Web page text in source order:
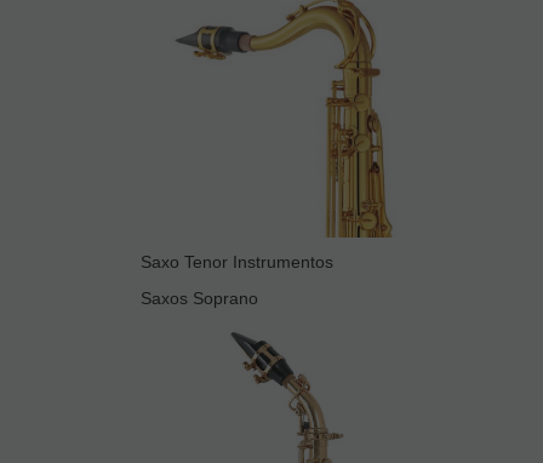
Saxo Tenor Instrumentos
Saxos Soprano